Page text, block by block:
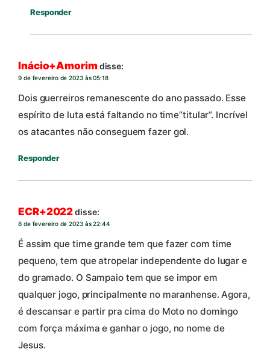
Responder
Inácio+Amorimdisse:
9 de fevereiro de 2023 às 05:18
Dois guerreiros remanescente do ano passado. Esse
espírito de luta está faltando no time”titular”. Incrível
os atacantes não conseguem fazer gol.
Responder
ECR+2022disse:
8 de fevereiro de 2023 às 22:44
É assim que time grande tem que fazer com time
pequeno, tem que atropelar independente do lugar e
do gramado. O Sampaio tem que se impor em
qualquer jogo, principalmente no maranhense. Agora,
é descansar e partir pra cima do Moto no domingo
com força máxima e ganhar o jogo, no nome de
Jesus.